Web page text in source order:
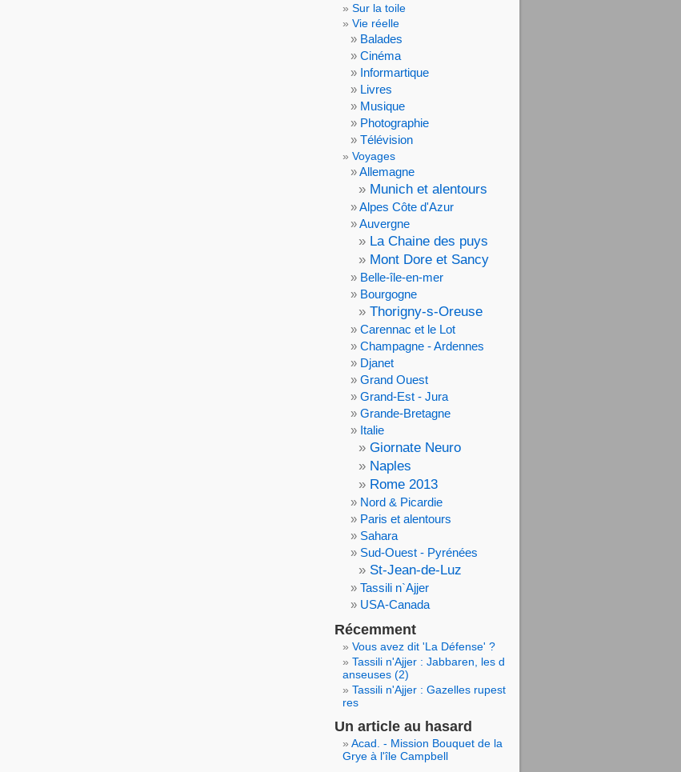
Sur la toile
Vie réelle
Balades
Cinéma
Informartique
Livres
Musique
Photographie
Télévision
Voyages
Allemagne
Munich et alentours
Alpes Côte d'Azur
Auvergne
La Chaine des puys
Mont Dore et Sancy
Belle-île-en-mer
Bourgogne
Thorigny-s-Oreuse
Carennac et le Lot
Champagne - Ardennes
Djanet
Grand Ouest
Grand-Est - Jura
Grande-Bretagne
Italie
Giornate Neuro
Naples
Rome 2013
Nord & Picardie
Paris et alentours
Sahara
Sud-Ouest - Pyrénées
St-Jean-de-Luz
Tassili n`Ajjer
USA-Canada
Récemment
Vous avez dit 'La Défense' ?
Tassili n'Ajjer : Jabbaren, les d
anseuses (2)
Tassili n'Ajjer : Gazelles rupest
res
Un article au hasard
Acad. - Mission Bouquet de la
Grye à l'île Campbell